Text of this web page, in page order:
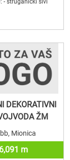
- struganički sivi
DEKORATIVNI
ŽM
Mionica
6,091 m